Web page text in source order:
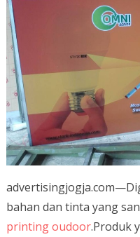
bahan dan tinta yang
printing oudoor.Produk